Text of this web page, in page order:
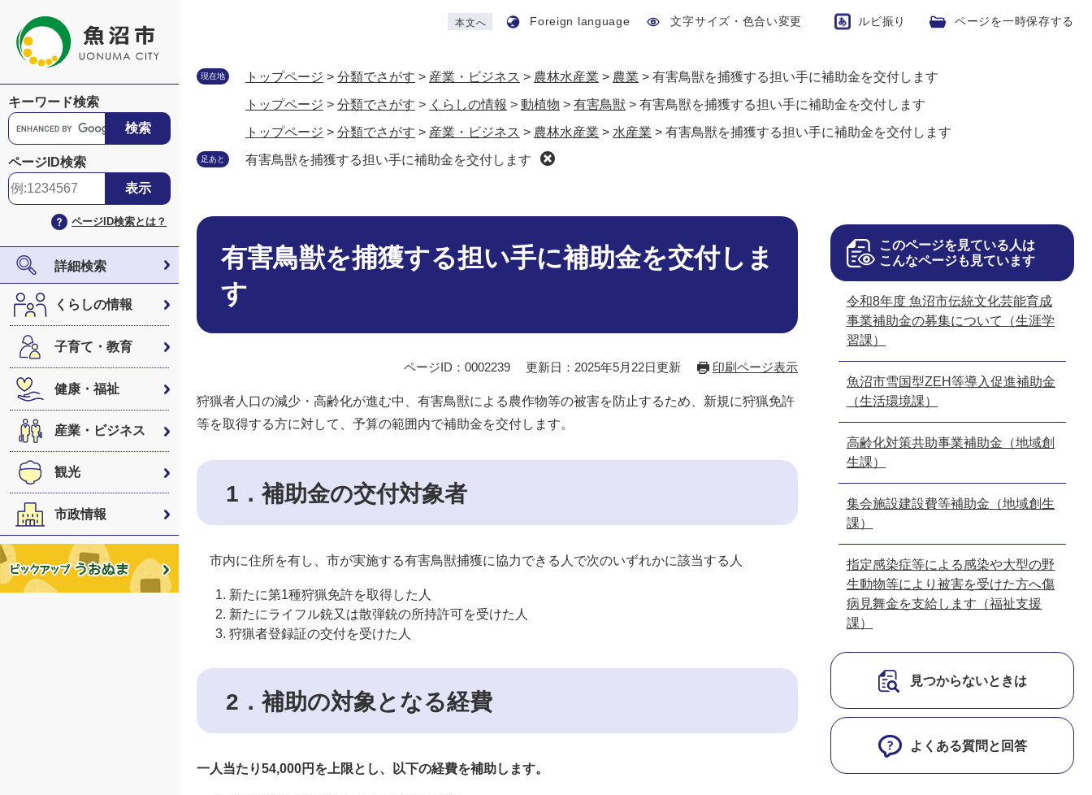
本文へ Foreign language 文字サイズ・色合い変更 ルビ振り ページを一時保存する
キーワード検索
G
o
o
g
ス
タ
ム
検
索
ページID検索
ページID検索とは？
詳細検索
くらしの情報
子育て・教育
健康・福祉
産業・ビジネス
観光
市政情報
現在地 トップページ > 分類でさがす > 産業・ビジネス > 農林水産業 > 農業 > 有害鳥獣を捕獲する担い手に補助金を交付します
トップページ > 分類でさがす > くらしの情報 > 動植物 > 有害鳥獣 > 有害鳥獣を捕獲する担い手に補助金を交付します
トップページ > 分類でさがす > 産業・ビジネス > 農林水産業 > 水産業 > 有害鳥獣を捕獲する担い手に補助金を交付します
足あと 有害鳥獣を捕獲する担い手に補助金を交付します
本
有害鳥獣を捕獲する担い手に補助金を交付しま
す
ページID：0002239 更新日：2025年5月22日更新 印刷ページ表示
狩猟者人口の減少・高齢化が進む中、有害鳥獣による農作物等の被害を防止するため、新規に狩猟免許
等を取得する方に対して、予算の範囲内で補助金を交付します。
1．補助金の交付対象者
市内に住所を有し、市が実施する有害鳥獣捕獲に協力できる人で次のいずれかに該当する人
新たに第1種狩猟免許を取得した人
新たにライフル銃又は散弾銃の所持許可を受けた人
狩猟者登録証の交付を受けた人
2．補助の対象となる経費
一人当たり54,000円を上限とし、以下の経費を補助します。
このページを見ている人は
こんなページも見ています
令和8年度 魚沼市伝統文化芸能育成
事業補助金の募集について（生涯学
習課）
魚沼市雪国型ZEH等導入促進補助金
（生活環境課）
高齢化対策共助事業補助金（地域創
生課）
集会施設建設費等補助金（地域創生
課）
指定感染症等による感染や大型の野
生動物等により被害を受けた方へ傷
病見舞金を支給します（福祉支援
課）
見つからないときは
よくある質問と回答